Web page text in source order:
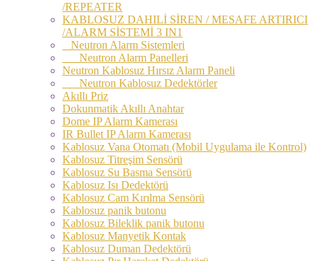
/REPEATER
KABLOSUZ DAHILİ SİREN / MESAFE ARTIRICI
/ALARM SİSTEMİ 3 IN1
Neutron Alarm Sistemleri
Neutron Alarm Panelleri
Neutron Kablosuz Hırsız Alarm Paneli
Neutron Kablosuz Dedektörler
Akıllı Priz
Dokunmatik Akıllı Anahtar
Dome IP Alarm Kamerası
IR Bullet IP Alarm Kamerası
Kablosuz Vana Otomatı (Mobil Uygulama ile Kontrol)
Kablosuz Titreşim Sensörü
Kablosuz Su Basma Sensörü
Kablosuz Isı Dedektörü
Kablosuz Cam Kırılma Sensörü
Kablosuz panik butonu
Kablosuz Bileklik panik butonu
Kablosuz Manyetik Kontak
Kablosuz Duman Dedektörü